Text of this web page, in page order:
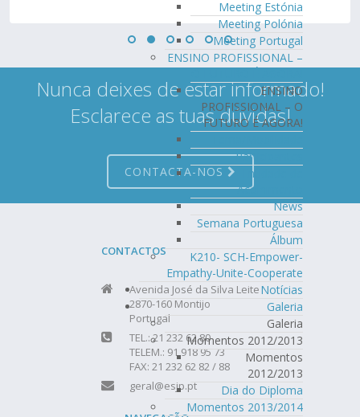
Meeting Estónia
Meeting Polónia
Meeting Portugal
ENSINO PROFISSIONAL –
ENSINO
PROFISSIONAL – O
FUTURO É AGORA!
Participantes
Entidade de
Acolhimento
News
Semana Portuguesa
Álbum
K210- SCH-Empower-
Empathy-Unite-Cooperate
Notícias
Galeria
Galeria
Momentos 2012/2013
Momentos
2012/2013
Dia do Diploma
Momentos 2013/2014
Nunca deixes de estar informado!
Esclarece as tuas dúvidas!
CONTACTA-NOS
CONTACTOS
Avenida José da Silva Leite
2870-160 Montijo
Portugal
TEL.: 21 232 62 80
TELEM.: 91 918 95 73
FAX: 21 232 62 82 / 88
geral@esjp.pt